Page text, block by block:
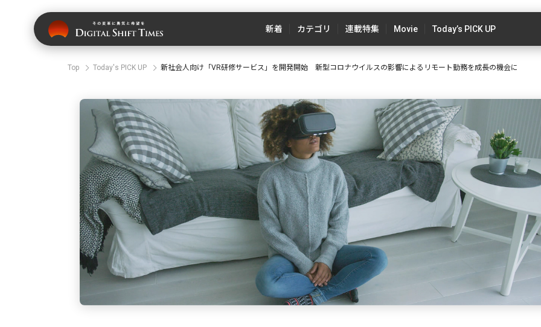
新着 カテゴリ 連載特集 Movie Today’s PICK UP
Top Today's PICK UP 新社会人向け「VR研修サービス」を開発開始 新型コロナウイルスの影響によるリモート勤務を成長の機会に